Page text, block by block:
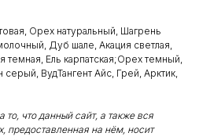
Орех натуральный, Шагрень
Дуб шале, Акация светлая,
темная, Ель карпатская;Орех темный,
ВудТангент Айс, Грей, Арктик,
что данный сайт, а также вся
предоставленная на нём, носит